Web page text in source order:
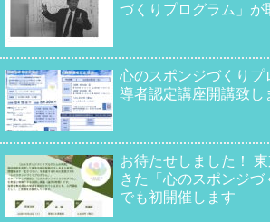
づくりプログラム」が
心のスポンジづくりプ
導者認定講座開講致し
お待たせしました！ 東京、大阪で開催して
きた「心のスポンジづ
でも初開催します